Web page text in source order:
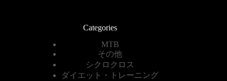
Categories
MTB
その他
シクロクロス
ダイエット・トレーニング